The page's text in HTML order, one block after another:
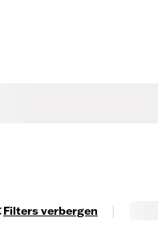
Filters verbergen